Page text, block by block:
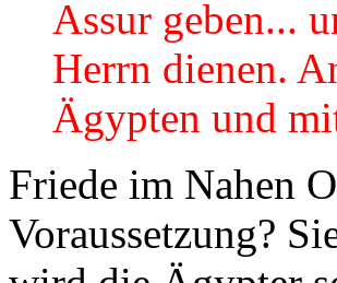
Assur geben...
Herrn dienen.
Ägypten und
Friede im Nahen
Voraussetzung?